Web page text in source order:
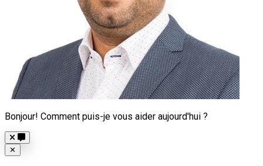
Bonjour! Comment puis-je vous aider aujourd'hui ?
Close
✕